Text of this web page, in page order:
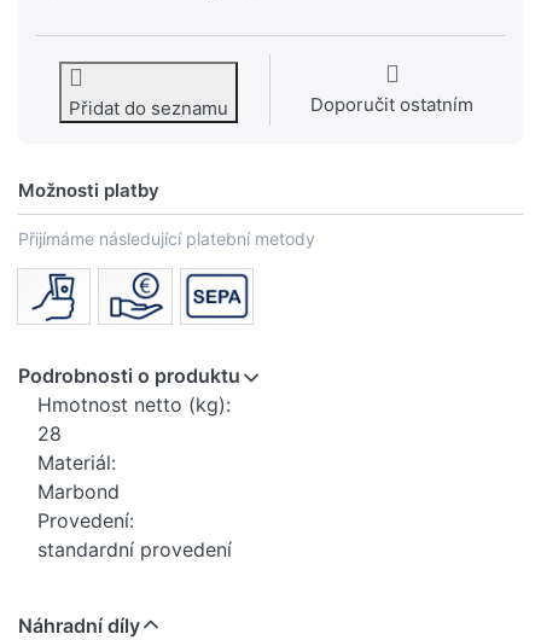
Přidat do seznamu Doporučit ostatním
Možnosti platby
Přijímáme následující platební metody
Podrobnosti o produktu
Hmotnost netto (kg):
28
Materiál:
Marbond
Provedení:
standardní provedení
Náhradní díly